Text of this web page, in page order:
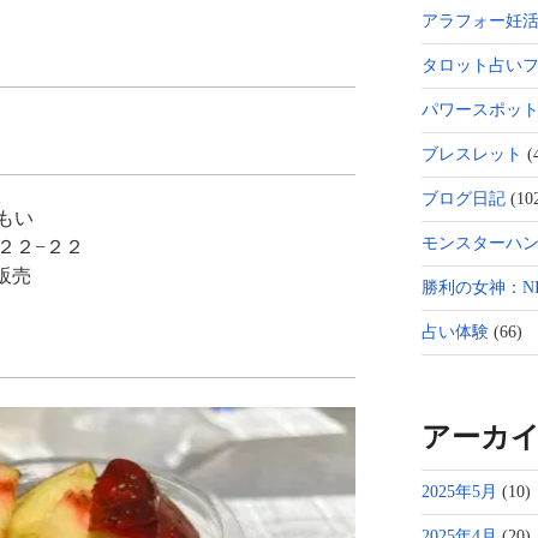
い
２−２２
売
アラフォー妊活
タロット占い
パワースポット
ブレスレット
ブログ日記
モンスターハ
勝利の女神：
占い体験(66)
アーカ
2025年5月 (10)